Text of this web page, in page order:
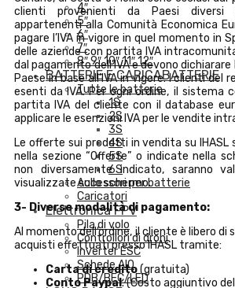
4″
5″
6″
7″
8″ 9″ 10″ 11″ 12″
BATTERIE E CARICABATTERIE
Tutte le batterie
1S
2S
3S
4S
5S
6S
Accessori per batterie
Caricatori
Elettronica FPV
Pila di volo
Controllori di droni
Inverter ESC
Schede AIO
PDB/BEC/LED
clienti provenienti da Paesi diversi
appartenenti alla Comunità Economica
pagare l’IVA in vigore in quel momento in
delle aziende con partita IVA
dal pagamento dell’IVA e devono dichiarare
Paese in base all’IVA in vigore. I clienti del
esenti da IVA. Per ogni ordine, il sistema
partita IVA del cliente con il database
applicare le esenzioni IVA per le vendite
Le offerte sui prodotti in vendita su IHASL
nella sezione “Offerte” o indicate nella
non diversamente indicato, saranno
visualizzate sullo schermo.
3- Diverse modalità di pagamento:
Al momento dell’ordine, il cliente è libero di
acquisti effettuati presso IHASL tramite:
Carta di credito(gratuita)
Conto Paypal. (Costo aggiuntivo